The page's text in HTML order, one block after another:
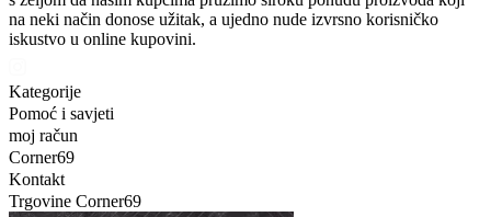
na neki način donose užitak, a ujedno nude izvrsno korisničko
iskustvo u online kupovini.
Kategorije
Pomoć i savjeti
moj račun
Corner69
Kontakt
Trgovine Corner69